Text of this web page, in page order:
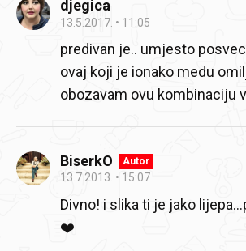
djegica
13.5.2017. 11:05
predivan je.. umjesto
ovaj koji je ionako medu
obozavam ovu kombinaciju
BiserkO Autor
13.7.2013. 15:07
Divno! i slika ti je jako
❤️